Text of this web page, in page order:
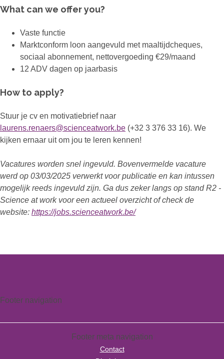
What can we offer you?
Vaste functie
Marktconform loon aangevuld met maaltijdcheques,
sociaal abonnement, nettovergoeding €29/maand
12 ADV dagen op jaarbasis
How to apply?
Stuur je cv en motivatiebrief naar
laurens.renaers@scienceatwork.be (+32 3 376 33 16). We
kijken ernaar uit om jou te leren kennen!
Vacatures worden snel ingevuld. Bovenvermelde vacature
werd op 03/03/2025 verwerkt voor publicatie en kan intussen
mogelijk reeds ingevuld zijn. Ga dus zeker langs op stand R2 -
Science at work voor een actueel overzicht of check de
website: https://jobs.scienceatwork.be/
Footer navigation
Footer meta navigation
Contact